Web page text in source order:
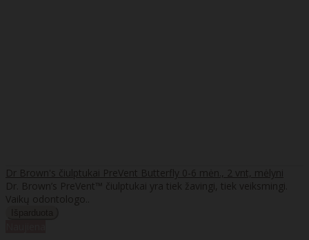
Dr Brown's čiulptukai PreVent Butterfly 0-6 mėn., 2 vnt, mėlyni
Dr. Brown’s PreVent™ čiulptukai yra tiek žavingi, tiek veiksmingi.
Vaikų odontologo..